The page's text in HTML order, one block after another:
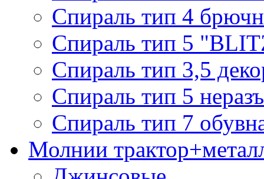
Спираль тип 4
Спираль тип 5
Спираль тип 3,5
Спираль тип 5
Спираль тип 7
Молнии